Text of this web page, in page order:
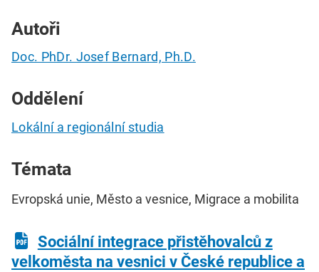
Autoři
Doc. PhDr. Josef Bernard, Ph.D.
Oddělení
Lokální a regionální studia
Témata
Evropská unie, Město a vesnice, Migrace a mobilita
Sociální integrace přistěhovalců z
velkoměsta na vesnici v České republice a